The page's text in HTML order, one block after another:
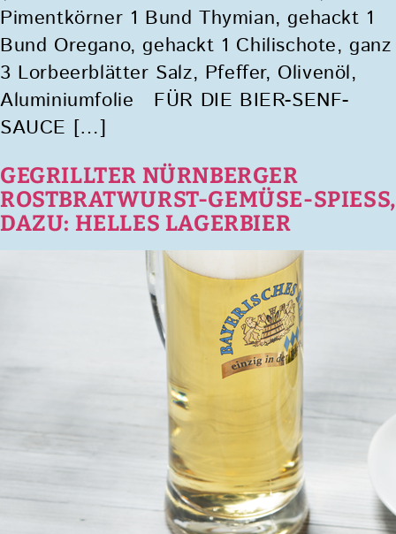
Pimentkörner 1 Bund Thymian, gehackt 1
Bund Oregano, gehackt 1 Chilischote, ganz
3 Lorbeerblätter Salz, Pfeffer, Olivenöl,
Aluminiumfolie FÜR DIE BIER-SENF-
SAUCE […]
GEGRILLTER NÜRNBERGER
ROSTBRATWURST-GEMÜSE-SPIESS,
DAZU: HELLES LAGERBIER